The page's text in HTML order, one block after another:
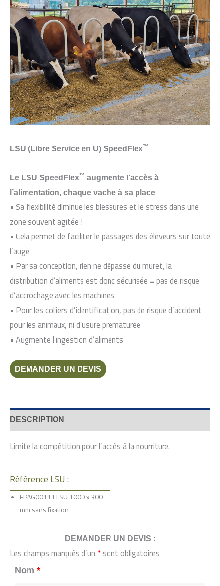
LSU (Libre Service en U) SpeedFlex™
Le LSU SpeedFlex™ augmente l’accès à
l’alimentation, chaque vache à sa place
• Sa flexibilité diminue les blessures et le stress dans une
zone souvent agitée !
• Cela permet de faciliter le passages des éleveurs sur toute
l’auge
• Par sa conception, rien ne dépasse du muret, la
distribution d’aliments est donc sécurisée = pas de risque
d’accrochage avec les machines
• Pour les colliers d’identification, pas de risque d’accident
pour les animaux, ni d’usure prématurée
• Augmente l’ingestion d’aliments
DEMANDER UN DEVIS
DESCRIPTION
Limite la compétition pour l’accès à la nourriture.
Référence LSU :
FPAG00111 LSU 1000 x 300
mm sans fixation
DEMANDER UN DEVIS :
Les champs marqués d’un * sont obligatoires
Nom *